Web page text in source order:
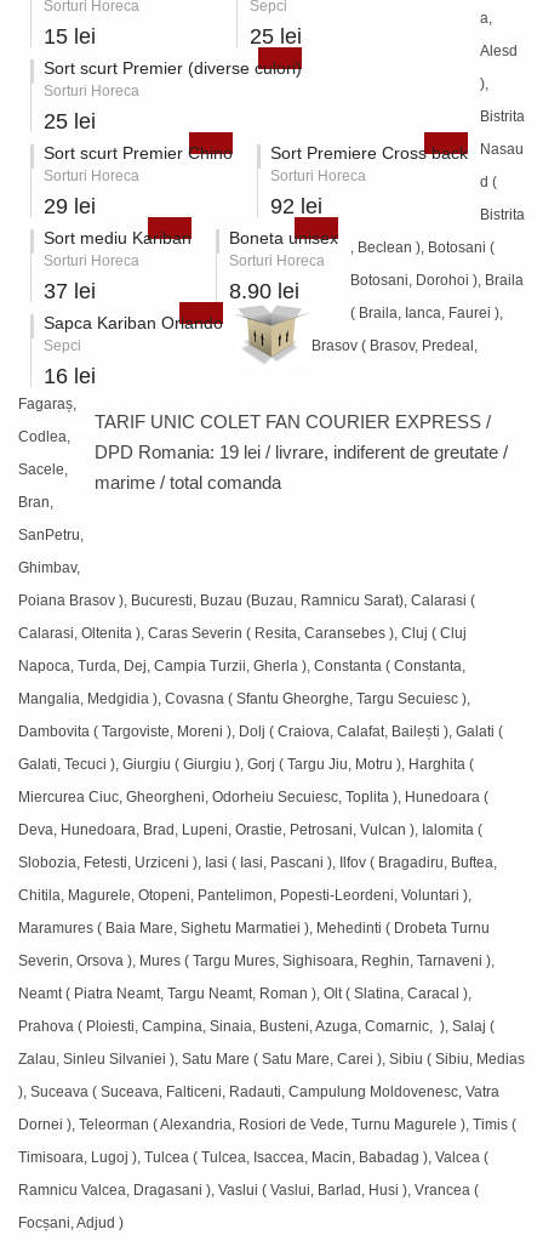
Sorturi Horeca
15 lei
Sepci
25 lei
Sort scurt Premier (diverse culori)
Sorturi Horeca
25 lei
Sort scurt Premier Chino
Sorturi Horeca
29 lei
Sort Premiere Cross back
Sorturi Horeca
92 lei
Sort mediu Kariban
Sorturi Horeca
37 lei
Boneta unisex
Sorturi Horeca
8.90 lei
Sapca Kariban Orlando
Sepci
16 lei
TARIF UNIC COLET FAN COURIER EXPRESS /
DPD Romania: 19 lei / livrare, indiferent de greutate /
marime / total comanda
a,
Alesd
),
Bistrita
Nasau
d (
Bistrita
, Beclean ), Botosani (
Botosani, Dorohoi ), Braila
( Braila, Ianca, Faurei ),
Brasov ( Brasov, Predeal,
Fagaraș,
Codlea,
Sacele,
Bran,
SanPetru,
Ghimbav,
Poiana Brasov ), Bucuresti, Buzau (Buzau, Ramnicu Sarat), Calarasi (
Calarasi, Oltenita ), Caras Severin ( Resita, Caransebes ), Cluj ( Cluj
Napoca, Turda, Dej, Campia Turzii, Gherla ), Constanta ( Constanta,
Mangalia, Medgidia ), Covasna ( Sfantu Gheorghe, Targu Secuiesc ),
Dambovita ( Targoviste, Moreni ), Dolj ( Craiova, Calafat, Bailești ), Galati (
Galati, Tecuci ), Giurgiu ( Giurgiu ), Gorj ( Targu Jiu, Motru ), Harghita (
Miercurea Ciuc, Gheorgheni, Odorheiu Secuiesc, Toplita ), Hunedoara (
Deva, Hunedoara, Brad, Lupeni, Orastie, Petrosani, Vulcan ), Ialomita (
Slobozia, Fetesti, Urziceni ), Iasi ( Iasi, Pascani ), Ilfov ( Bragadiru, Buftea,
Chitila, Magurele, Otopeni, Pantelimon, Popesti-Leordeni, Voluntari ),
Maramures ( Baia Mare, Sighetu Marmatiei ), Mehedinti ( Drobeta Turnu
Severin, Orsova ), Mures ( Targu Mures, Sighisoara, Reghin, Tarnaveni ),
Neamt ( Piatra Neamt, Targu Neamt, Roman ), Olt ( Slatina, Caracal ),
Prahova ( Ploiesti, Campina, Sinaia, Busteni, Azuga, Comarnic, ), Salaj (
Zalau, Sinleu Silvaniei ), Satu Mare ( Satu Mare, Carei ), Sibiu ( Sibiu, Medias
), Suceava ( Suceava, Falticeni, Radauti, Campulung Moldovenesc, Vatra
Dornei ), Teleorman ( Alexandria, Rosiori de Vede, Turnu Magurele ), Timis (
Timisoara, Lugoj ), Tulcea ( Tulcea, Isaccea, Macin, Babadag ), Valcea (
Ramnicu Valcea, Dragasani ), Vaslui ( Vaslui, Barlad, Husi ), Vrancea (
Focșani, Adjud )